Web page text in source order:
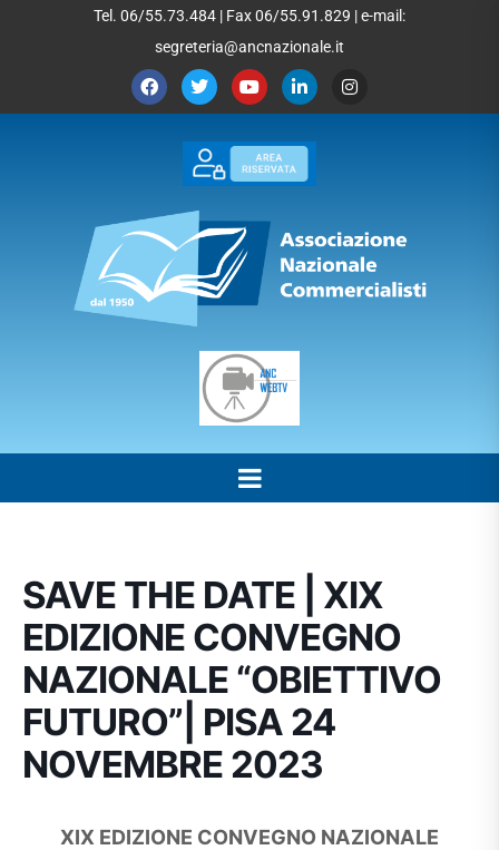
Tel. 06/55.73.484 | Fax 06/55.91.829 | e-mail:
segreteria@ancnazionale.it
SAVE THE DATE | XIX
EDIZIONE CONVEGNO
NAZIONALE “OBIETTIVO
FUTURO”| PISA 24
NOVEMBRE 2023
XIX EDIZIONE CONVEGNO NAZIONALE